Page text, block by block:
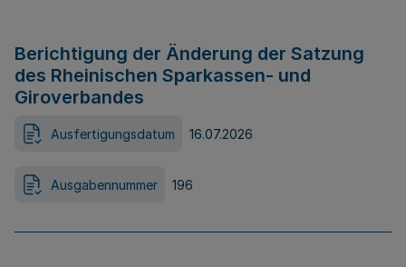
Berichtigung der Änderung der Satzung
des Rheinischen Sparkassen- und
Giroverbandes
Ausfertigungsdatum 16.07.2026
Ausgabennummer 196